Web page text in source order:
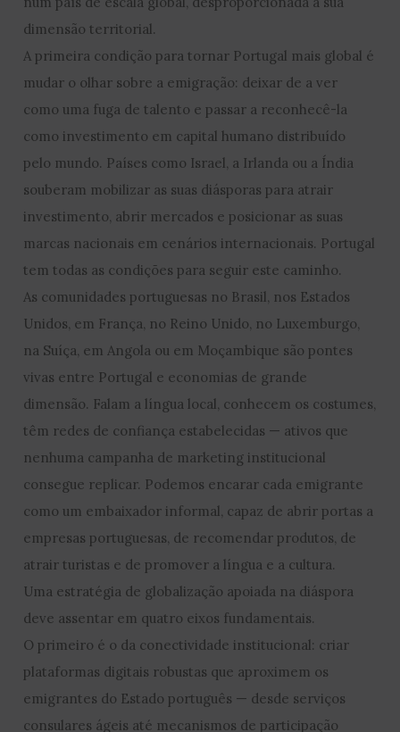
dimensão territorial.
A primeira condição para tornar Portugal mais global é
mudar o olhar sobre a emigração: deixar de a ver
como uma fuga de talento e passar a reconhecê-la
como investimento em capital humano distribuído
pelo mundo. Países como Israel, a Irlanda ou a Índia
souberam mobilizar as suas diásporas para atrair
investimento, abrir mercados e posicionar as suas
marcas nacionais em cenários internacionais. Portugal
tem todas as condições para seguir este caminho.
As comunidades portuguesas no Brasil, nos Estados
Unidos, em França, no Reino Unido, no Luxemburgo,
na Suíça, em Angola ou em Moçambique são pontes
vivas entre Portugal e economias de grande
dimensão. Falam a língua local, conhecem os costumes,
têm redes de confiança estabelecidas — ativos que
nenhuma campanha de marketing institucional
consegue replicar. Podemos encarar cada emigrante
como um embaixador informal, capaz de abrir portas a
empresas portuguesas, de recomendar produtos, de
atrair turistas e de promover a língua e a cultura.
Uma estratégia de globalização apoiada na diáspora
deve assentar em quatro eixos fundamentais.
O primeiro é o da conectividade institucional: criar
plataformas digitais robustas que aproximem os
emigrantes do Estado português — desde serviços
consulares ágeis até mecanismos de participação